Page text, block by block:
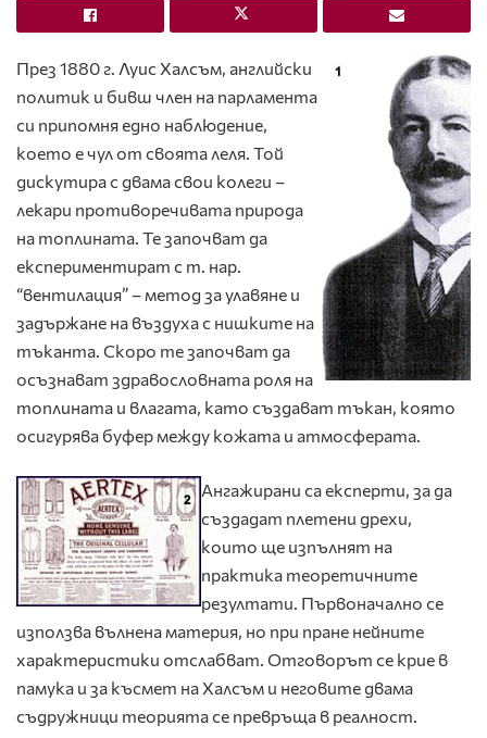
През 1880 г. Луис Халсъм, английски
политик и бивш член на парламента
си припомня едно наблюдение,
което е чул от своята леля. Той
дискутира с двама свои колеги –
лекари противоречивата природа
на топлината. Те започват да
експериментират с т. нар.
“вентилация” – метод за улавяне и
задържане на въздуха с нишките на
тъканта. Скоро те започват да
осъзнават здравословната роля на
топлината и влагата, като създават тъкан, която
осигурява буфер между кожата и атмосферата.
Ангажирани са експерти, за да
създадат плетени дрехи,
които ще изпълнят на
практика теоретичните
резултати. Първоначално се
използва вълнена материя, но при пране нейните
характеристики отслабват. Отговорът се крие в
памука и за късмет на Халсъм и неговите двама
съдружници теорията се превръща в реалност.